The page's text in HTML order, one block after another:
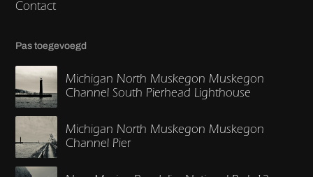
Contact
Pas toegevoegd
Michigan North Muskegon Muskegon
Channel South Pierhead Lighthouse
Michigan North Muskegon Muskegon
Channel Pier